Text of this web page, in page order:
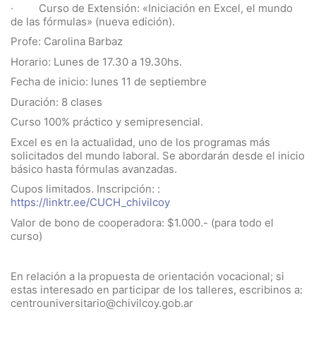
· Curso de Extensión: «Iniciación en Excel, el mundo
de las fórmulas» (nueva edición).
Profe: Carolina Barbaz
Horario: Lunes de 17.30 a 19.30hs.
Fecha de inicio: lunes 11 de septiembre
Duración: 8 clases
Curso 100% práctico y semipresencial.
Excel es en la actualidad, uno de los programas más
solicitados del mundo laboral. Se abordarán desde el inicio
básico hasta fórmulas avanzadas.
Cupos limitados. Inscripción: :
https://linktr.ee/CUCH_chivilcoy
Valor de bono de cooperadora: $1.000.- (para todo el
curso)
En relación a la propuesta de orientación vocacional; si
estas interesado en participar de los talleres, escribinos a:
centrouniversitario@chivilcoy.gob.ar